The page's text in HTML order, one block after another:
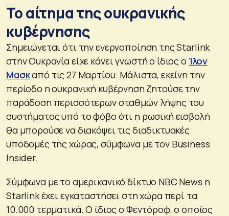
Το αίτημα της ουκρανικής
κυβέρνησης
Σημειώνεται ότι την ενεργοποίηση της Starlink
στην Ουκρανία είχε κάνει γνωστή ο ίδιος ο Ίλον
Μασκαπό τις 27 Μαρτίου. Μάλιστα, εκείνη την
περίοδο η ουκρανική κυβέρνηση ζητούσε την
παράδοση περισσότερων σταθμών λήψης του
συστήματος υπό το φόβο ότι η ρωσική εισβολή
θα μπορούσε να διακόψει τις διαδικτυακές
υποδομές της χώρας, σύμφωνα με τον Business
Insider.
Σύμφωνα με το αμερικανικό δίκτυο NBC News η
Starlink έχει εγκαταστήσει στη χώρα περί τα
10.000 τερματικά. Ο ίδιος ο Φεντόροφ, ο οποίος